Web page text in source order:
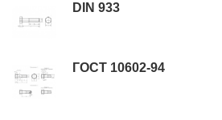
DIN 933
ГОСТ 10602-94